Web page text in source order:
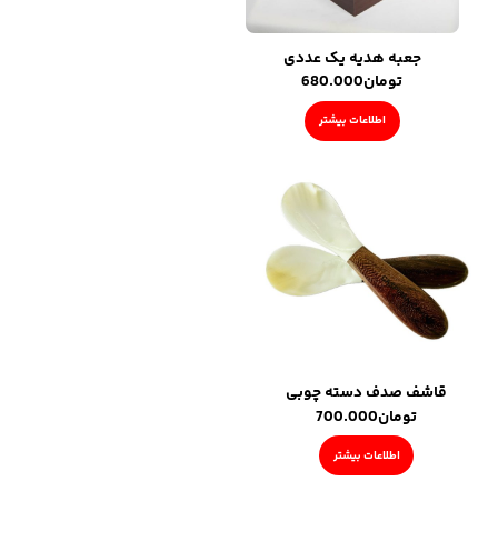
جعبه هدیه یک عددی
تومان680.000
اطلاعات بیشتر
قاشف صدف دسته چوبی
تومان700.000
اطلاعات بیشتر